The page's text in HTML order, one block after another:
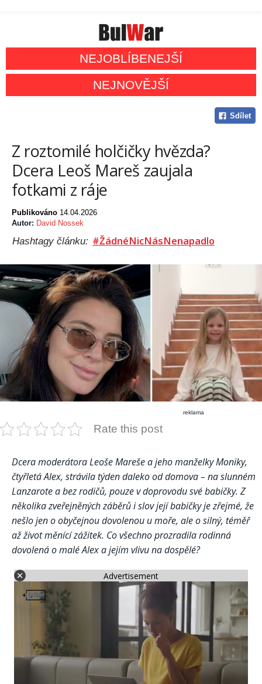
NEJOBLÍBENEJŠÍ
NEJNOVĚJŠÍ
Sdílet
Z roztomilé holčičky hvězda?
Dcera Leoš Mareš zaujala
fotkami z ráje
Publikováno 14.04.2026
Autor: David Nossek
Hashtagy článku: #ŽádnéNicNásNenapadlo
reklama
Rate this post
Dcera moderátora Leoše Mareše a jeho manželky Moniky,
čtyřletá Alex, strávila týden daleko od domova – na slunném
Lanzarote a bez rodičů, pouze v doprovodu své babičky. Z
několika zveřejněných záběrů i slov její babičky je zřejmé, že
nešlo jen o obyčejnou dovolenou u moře, ale o silný, téměř
až život měnící zážitek. Co všechno prozradila rodinná
dovolená o malé Alex a jejím vlivu na dospělé?
Advertisement